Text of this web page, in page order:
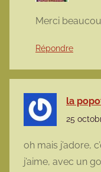
Merci
Répondre
la
25
oh mais j’adore,
j’aime, avec un